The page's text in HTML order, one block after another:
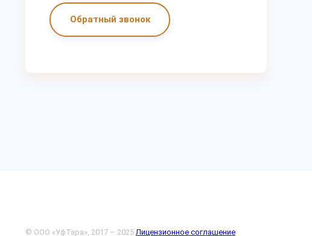
Обратный звонок
© ООО «УфТара», 2017 – 2025 Лицензионное соглашение